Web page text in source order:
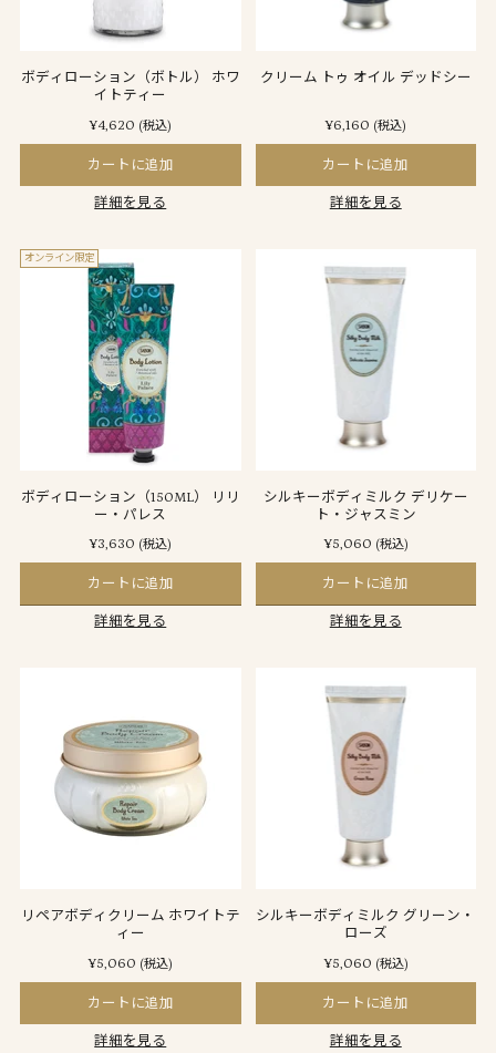
ボディローション（ボトル） ホワ
イトティー
¥4,620 (税込)
カートに追加
詳細を見る
クリーム トゥ オイル デッドシー
¥6,160 (税込)
カートに追加
詳細を見る
オンライン限定
ボディローション（150ML） リリ
ー・パレス
¥3,630 (税込)
カートに追加
詳細を見る
シルキーボディミルク デリケー
ト・ジャスミン
¥5,060 (税込)
カートに追加
詳細を見る
リペアボディクリーム ホワイトテ
ィー
¥5,060 (税込)
カートに追加
詳細を見る
シルキーボディミルク グリーン・
ローズ
¥5,060 (税込)
カートに追加
詳細を見る